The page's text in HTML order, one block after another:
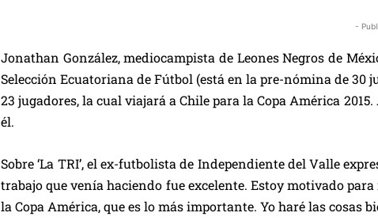
-
Jonathan González, mediocampista de Leones Negros de
Selección Ecuatoriana de Fútbol (está en la pre-nómina de 30
23 jugadores, la cual viajará a Chile para la Copa América
él.
Sobre ‘La TRI’, el ex-futbolista de Independiente del Valle
trabajo que venía haciendo fue excelente. Estoy motivado
la Copa América, que es lo más importante. Yo haré las cosas